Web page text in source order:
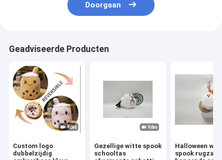
Doorgaan
Geadviseerde Producten
Custom logo
dubbelzijdig
Gezellige witte spook
schooltas
Halloween
spook rugzak